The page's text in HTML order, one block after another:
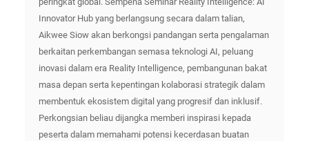
Innovator Hub yang berlangsung secara dalam talian,
Aikwee Siow akan berkongsi pandangan serta pengalaman
berkaitan perkembangan semasa teknologi AI, peluang
inovasi dalam era Reality Intelligence, pembangunan bakat
masa depan serta kepentingan kolaborasi strategik dalam
membentuk ekosistem digital yang progresif dan inklusif.
Perkongsian beliau dijangka memberi inspirasi kepada
peserta dalam memahami potensi kecerdasan buatan